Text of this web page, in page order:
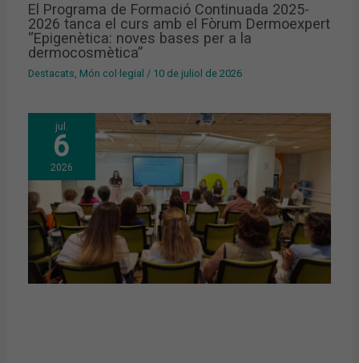
El Programa de Formació Continuada 2025-
2026 tanca el curs amb el Fòrum Dermoexpert
“Epigenètica: noves bases per a la
dermocosmètica”
Destacats Món col·legial / 10 de juliol de 2026
jul.
6
2026